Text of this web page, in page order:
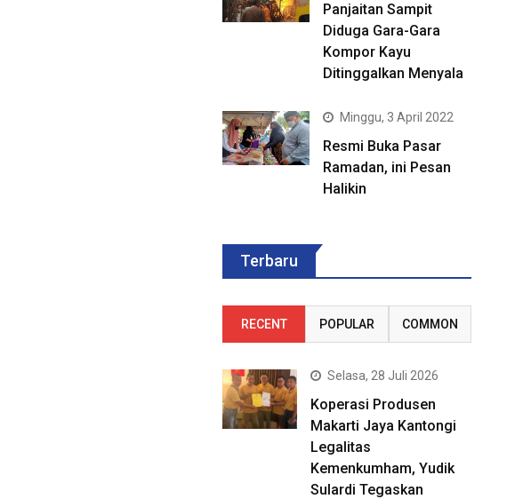
Panjaitan Sampit
Diduga Gara-Gara
Kompor Kayu
Ditinggalkan Menyala
Minggu, 3 April 2022
Resmi Buka Pasar
Ramadan, ini Pesan
Halikin
Terbaru
RECENT POPULAR COMMON
Selasa, 28 Juli 2026
Koperasi Produsen
Makarti Jaya Kantongi
Legalitas
Kemenkumham, Yudik
Sulardi Tegaskan